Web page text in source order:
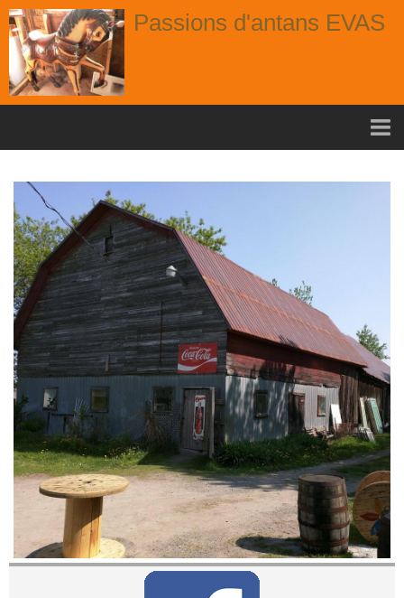
Passions d'antans EVAS
nouvelle arrivage aout
Album
Portes
Fenêtres
Chaises
Contact
Contactez nous!